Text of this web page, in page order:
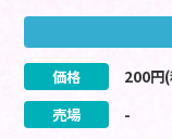
価格 200円
売場
-